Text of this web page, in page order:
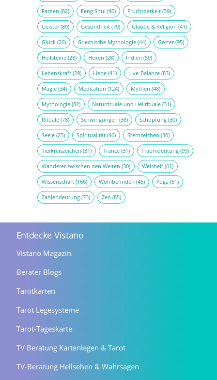
Farben (82) Feng Shui (40) Fruchtbarkeit(39)
Geister(89) Gesundheit(79) Glaube & Religion (41)
Glück(26) Griechische Mythologie(44) Götter(95)
Heilsteine(28) Hexen (28) Indien (59)
Lebenskraft(29) Liebe(41) Live-Balance(83)
Magie(34) Meditation (124) Mythen (48)
Mythologie(82) Naturrituale und Heilrituale(31)
Rituale(78) Schwingungen (38) Schöpfung(30)
Seele(25) Spiritualität(46) Sternzeichen (30)
Tierkreiszeichen (31) Trance(31) Traumdeutung(99)
Wanderer zwischen den Welten (30) Weisheit(61)
Wissenschaft(166) Wohlbefinden (45) Yoga(51)
Zahlendeutung(73) Zen (85)
Entdecke Vistano
Vistano Magazin
Berater Blogs
Tarotkarten
Tarot Legesysteme
Tarot-Tageskarte
TV Beratung Kartenlegen & Tarot
TV-Beratung Hellsehen & Wahrsagen